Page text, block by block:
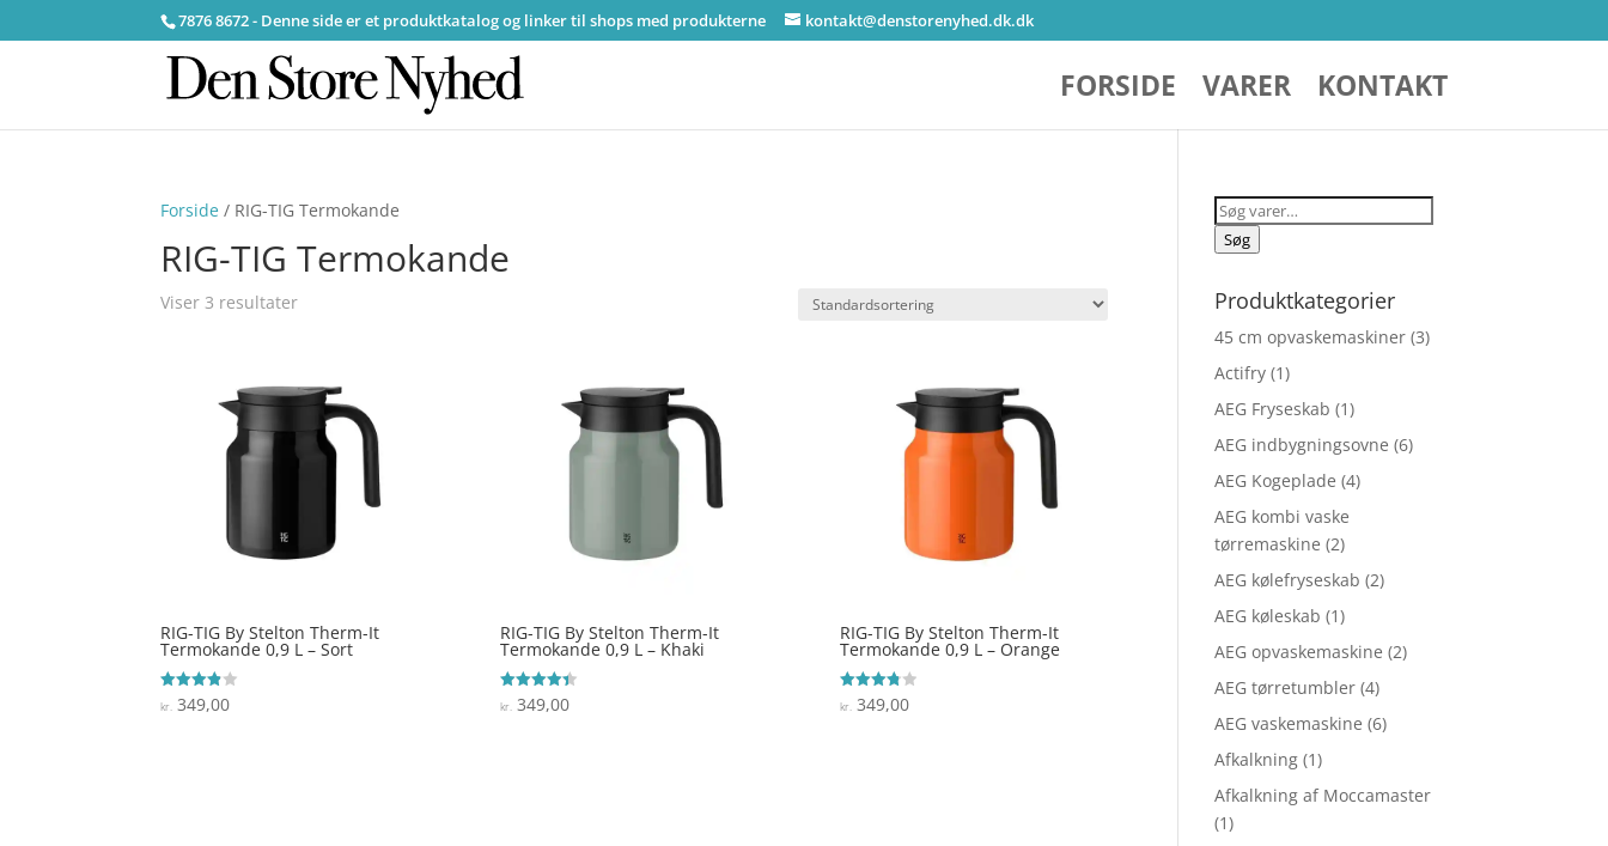
7876 8672 - Denne side er et produktkatalog og linker til shops med produkterne kontakt@denstorenyhed.dk.dk
FORSIDE VARER KONTAKT
Forside / RIG-TIG Termokande
RIG-TIG Termokande
Viser 3 resultater
RIG-TIG By Stelton Therm-It
Termokande 0,9 L – Sort
Vurderet
3.8
kr. 349,00
RIG-TIG By Stelton Therm-It
Termokande 0,9 L – Khaki
Vurderet
4.4
kr.349,00
RIG-TIG By Stelton Therm-It
Termokande 0,9 L – Orange
Vurderet
3.8
kr.349,00
Søg
efter:
Søg
Produktkategorier
45 cm opvaskemaskiner (3)
Actifry (1)
AEG Fryseskab (1)
AEG indbygningsovne (6)
AEG Kogeplade (4)
AEG kombi vaske
tørremaskine (2)
AEG kølefryseskab (2)
AEG køleskab (1)
AEG opvaskemaskine (2)
AEG tørretumbler (4)
AEG vaskemaskine (6)
Afkalkning (1)
Afkalkning af Moccamaster
(1)